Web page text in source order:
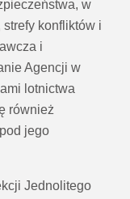
w
strefy konfliktów i
i
Agencji w
lotnictwa
również
jego
Jednolitego